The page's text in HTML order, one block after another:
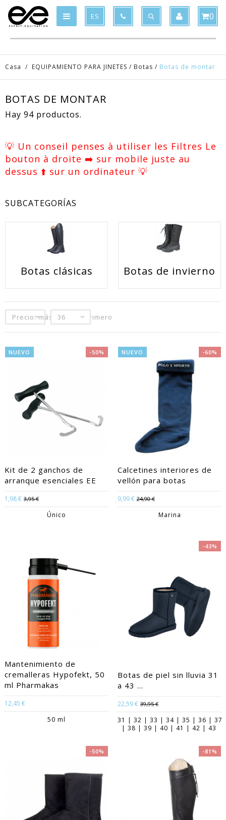
ES 0
Casa / EQUIPAMIENTO PARA JINETES / Botas / Botas de montar
BOTAS DE MONTAR
Hay 94 productos.
💡 Un conseil penses à utiliser les Filtres Le
bouton à droite ➡️ sur mobile juste au
dessus ⬆️ sur un ordinateur 💡
SUBCATEGORÍAS
Botas clásicas Botas de invierno
Precio: más baratos primero
36
NUEVO -50%
Kit de 2 ganchos de
arranque esenciales EE
1,98 € 3,95 €
Único
NUEVO -60%
Calcetines interiores de
vellón para botas
9,99 € 24,90 €
Marina
Mantenimiento de
cremalleras Hypofekt, 50
ml Pharmakas
12,45 €
50 ml
-43%
Botas de piel sin lluvia 31
a 43 ...
22,59 € 39,95 €
31 | 32 | 33 | 34 | 35 | 36 | 37
| 38 | 39 | 40 | 41 | 42 | 43
-50% -81%
Product added to the cart x
Product deleted from the cart x